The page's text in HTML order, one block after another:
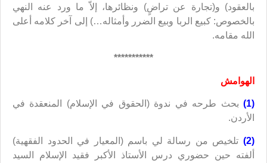
بالعقود) و(تجارة عن تراضٍ) ونظائرها، إلاّ ما ورد عنه النهي
بالخصوص: كبيع الربا وبيع الضرر وأمثاله…) إلى آخر كلامه أعلى
الله مقامه.
***********
الهوامش
(1)
بحث طرحه في ندوة (الحقوق في الإسلام) المنعقدة في
الأردن.
(2)
تلخيص من رسالة لي باسم (المعيار في الحدود الفقهية)
ألفته حين حضوري درس الأستاذ الأكبر فقيد الإسلام السيد